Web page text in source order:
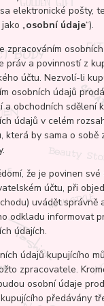
elektronické pošty,
„osobní údaje“).
zpracováním
práv a povinností z
účtu. Nezvolí-li
osobních údajů
a obchodních sdělení
údajů v celém
která by sama o sobě
že je povinen
účtu, při
uvádět správně
odkladu informovat
údajích.
údajů kupujícího
zpracovatele.
osobní údaje
předávány